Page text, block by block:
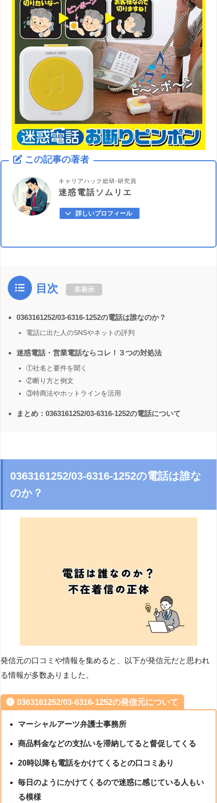
この記事の著者
キャリアハック総研-研究員
迷惑電話ソムリエ
詳しいプロフィール
目次 非表示
0363161252/03-6316-1252の電話は誰なのか？
電話に出た人のSNSやネットの評判
迷惑電話・営業電話ならコレ！３つの対処法
①社名と要件を聞く
②断り方と例文
③特商法やホットラインを活用
まとめ：0363161252/03-6316-1252の電話について
0363161252/03-6316-1252の電話は誰な
のか？
発信元の口コミや情報を集めると、以下が発信元だと思われ
る情報が多数ありました。
0363161252/03-6316-1252の発信元について
マーシャルアーツ弁護士事務所
商品料金などの支払いを滞納してると督促してくる
20時以降も電話をかけてくるとの口コミあり
毎日のようにかけてくるので迷惑に感じている人もい
る模様